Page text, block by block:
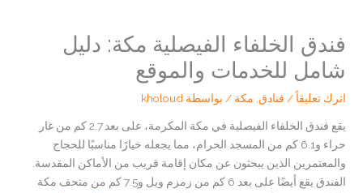
فندق الخلفاء الفيصلية مكة: دليل
شامل للخدمات والموقع
اترك تعليقاً / فنادق مكة / بواسطة kholoud
يقع فندق الخلفاء الفيصلية في مكة المكرمة، على بعد 2.7 كم من غار
حراء و6.1 كم من المسجد الحرام، مما يجعله خيارًا مناسبًا للحجاج
والمعتمرين الذين يبحثون عن مكان إقامة قريب من الأماكن المقدسة.
الفندق يقع أيضًا على بعد 6 كم من زمزم ويل و7.5 كم من متحف مكة